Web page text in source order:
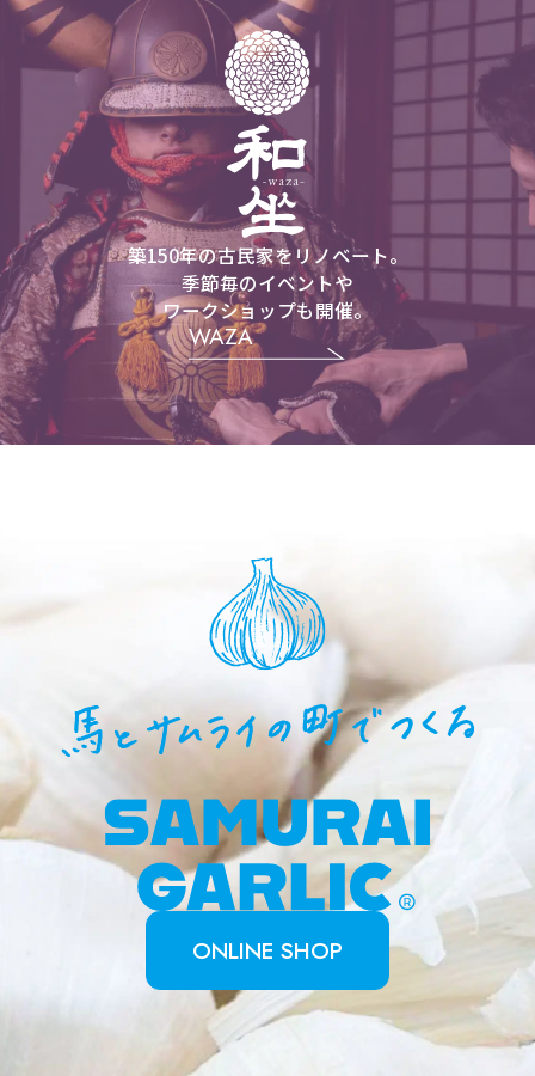
和坐 WAZA
築150年の古民家をリノベート。
季節毎のイベントや
ワークショップも開催。
WAZA
ONLINE SHOP